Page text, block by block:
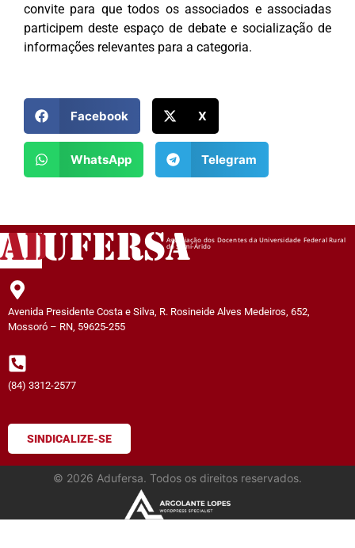
convite para que todos os associados e associadas
participem deste espaço de debate e socialização de
informações relevantes para a categoria.
Facebook X
WhatsApp Telegram
ADUFERSAAssociação dos Docentes da Universidade Federal Rural
do Semi-Árido
Avenida Presidente Costa e Silva, R. Rosineide Alves Medeiros, 652,
Mossoró – RN, 59625-255
(84) 3312-2577
SINDICALIZE-SE
© 2026 Adufersa. Todos os direitos reservados.